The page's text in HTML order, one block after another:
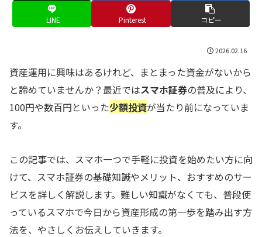
LINE Pinterest コピー
2026.02.16
資産運用に興味はあるけれど、まとまった資金がないから
と諦めていませんか？最近ではスマホ証券の普及により、
100円や数百円といった少額投資が当たり前になっていま
す。
この記事では、スマホ一つで手軽に投資を始めたい方に向
けて、スマホ証券の基礎知識やメリット、おすすめのサー
ビスを詳しく解説します。難しい知識がなくても、普段使
っているスマホで今日から資産形成の第一歩を踏み出す方
法を、やさしくお伝えしていきます。